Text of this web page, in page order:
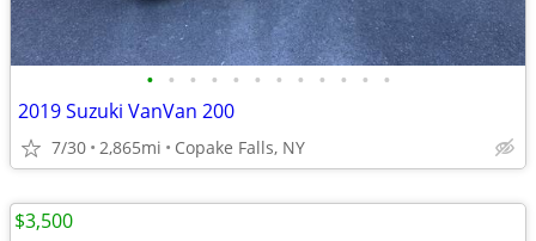
• • • • • • • • • • • •
2019 Suzuki VanVan 200
7/30 2,865mi Copake Falls, NY
$3,500